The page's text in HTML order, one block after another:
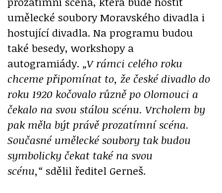
umělecké soubory Moravského divadla i
hostující divadla. Na programu budou
také besedy, workshopy a
autogramiády. „V rámci celého roku
chceme připomínat to, že české divadlo do
roku 1920 kočovalo různě po Olomouci a
čekalo na svou stálou scénu. Vrcholem by
pak měla být právě prozatímní scéna.
Současné umělecké soubory tak budou
symbolicky čekat také na svou
scénu,“ sdělil ředitel Gerneš.